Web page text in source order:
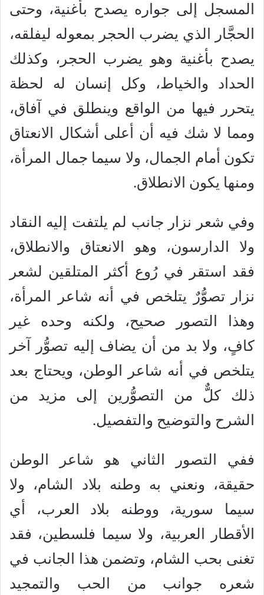
المسجل إلى جواره يصدح بأغنية، وحتى
الحجَّار الذي يضرب الحجر بمعوله ليفلقه،
يصدح بأغنية وهو يضرب الحجر، وكذلك
الحداد والخياط، وكل إنسان له لحظة
يتحرر فيها من الواقع وينطلق في آفاق،
ومما لا شك فيه أن أعلى أشكال الانعتاق
تكون أمام الجمال، ولا سيما جمال المرأة،
ومنها يكون الانطلاق.
وفي شعر نزار جانب لم يلتفت إليه النقاد
ولا الدارسون، وهو الانعتاق والانطلاق،
فقد استقر في رُوع أكثر المتلقين لشعر
نزار تصوُّرٌ يتلخص في أنه شاعر المرأة،
وهذا التصور صحيح، ولكنه وحده غير
كافٍ، ولا بد من أن يضاف إليه تصوُّر آخر
يتلخص في أنه شاعر الوطن، ويحتاج بعد
ذلك كلٌّ من التصوُّرين إلى مزيد من
الشرح والتوضيح والتفصيل.
ففي التصور الثاني هو شاعر الوطن
حقيقة، ونعني به وطنه بلاد الشام، ولا
سيما سورية، ووطنه بلاد العرب، أي
الأقطار العربية، ولا سيما فلسطين، فقد
تغنى بحب الشام، وتضمن هذا الجانب في
شعره جوانب من الحب والتمجيد